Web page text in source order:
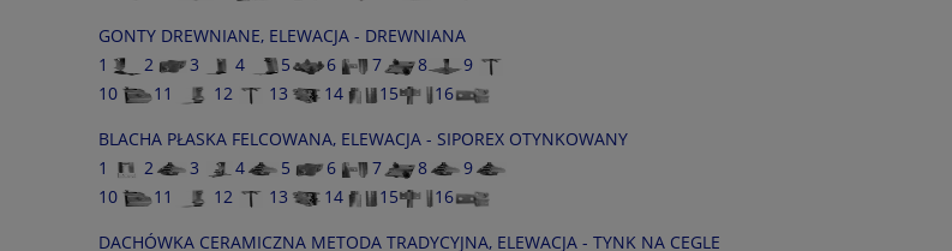
GONTY DREWNIANE, ELEWACJA - DREWNIANA
1
2 3 4 5 6 7 8
9
10
11 12 13 14 15
16
BLACHA PŁASKA FELCOWANA, ELEWACJA - SIPOREX OTYNKOWANY
1
2 3 4 5 6 7 8
9
10
11 12 13 14 15
16
DACHÓWKA CERAMICZNA METODA TRADYCYJNA, ELEWACJA - TYNK NA CEGLE